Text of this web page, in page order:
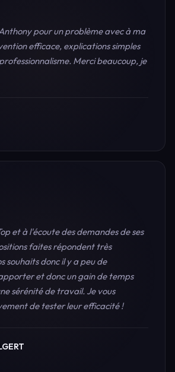
pour un problème avec à ma
efficace, explications simples
Merci beaucoup, je
et à l'écoute des demandes de ses
faites répondent très
souhaits donc il y a peu de
et donc un gain de temps
sérénité de travail. Je vous
de tester leur efficacité !